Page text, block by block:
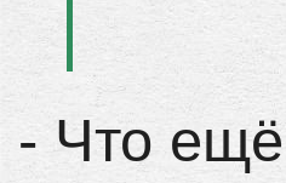
- Что